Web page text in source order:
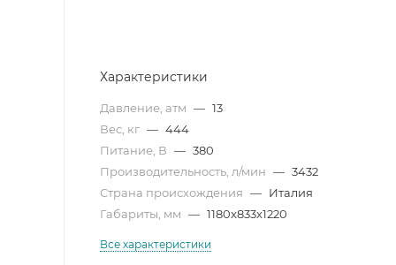
Характеристики
Давление, атм — 13
Вес, кг — 444
Питание, В — 380
Производительность, л/мин — 3432
Страна происхождения — Италия
Габариты, мм — 1180x833x1220
Все характеристики